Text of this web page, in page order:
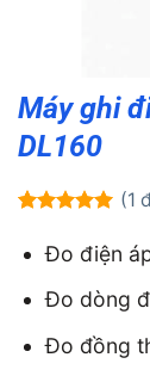
Máy ghi
DL160
dựa trên
đánh giá
(1
Đo điện
Đo dòng
Đo đồng